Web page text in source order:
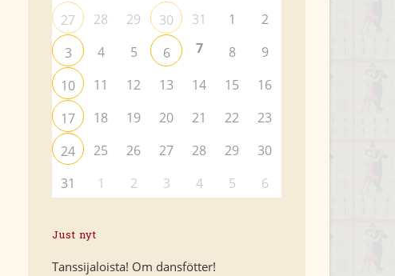
27 28 29 30 31 1
2
3
4 5 6 7 8
9
10
11 12 13 14 15
16
17
18 19 20 21 22
23
24
25 26 27 28 29
30
31
1 2 3 4 5 6
Just nyt
Tanssijaloista! Om dansfötter!